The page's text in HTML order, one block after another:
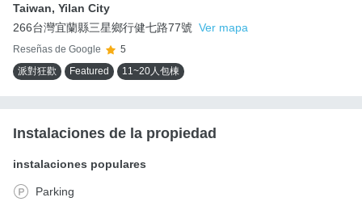
Taiwan, Yilan City
266台灣宜蘭縣三星鄉行健七路77號 Ver mapa
Reseñas de Google
5
派對狂歡
Featured 11~20人包棟
Instalaciones de la propiedad
instalaciones populares
Parking